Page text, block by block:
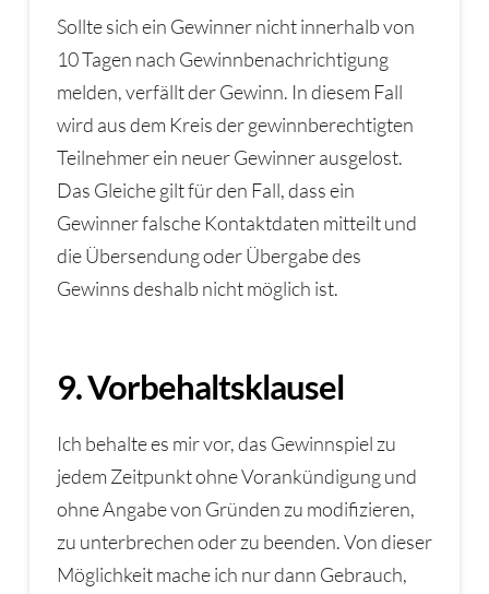
Sollte sich ein Gewinner nicht innerhalb von
10 Tagen nach Gewinnbenachrichtigung
melden, verfällt der Gewinn. In diesem Fall
wird aus dem Kreis der gewinnberechtigten
Teilnehmer ein neuer Gewinner ausgelost.
Das Gleiche gilt für den Fall, dass ein
Gewinner falsche Kontaktdaten mitteilt und
die Übersendung oder Übergabe des
Gewinns deshalb nicht möglich ist.
9. Vorbehaltsklausel
Ich behalte es mir vor, das Gewinnspiel zu
jedem Zeitpunkt ohne Vorankündigung und
ohne Angabe von Gründen zu modifizieren,
zu unterbrechen oder zu beenden. Von dieser
Möglichkeit mache ich nur dann Gebrauch,